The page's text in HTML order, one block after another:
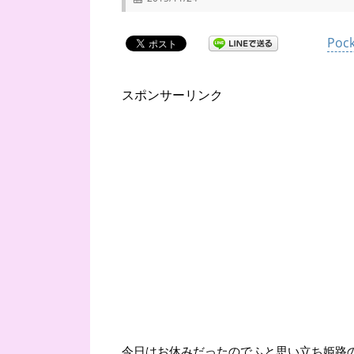
スポンサーリンク
今日はお休みだったのでふと思い立ち姫路